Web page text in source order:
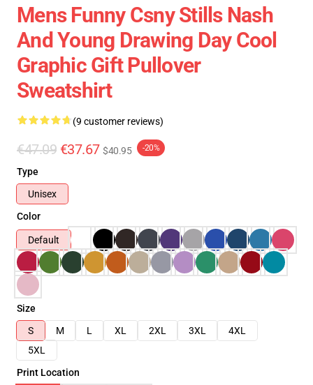
Mens Funny Csny Stills Nash
And Young Drawing Day Cool
Graphic Gift Pullover
Sweatshirt
(9 customer reviews)
€47.09 €37.67 $40.95 -20%
Type
Unisex
Color
Default
Size
S
M L XL 2XL 3XL
4XL
5XL
Print Location